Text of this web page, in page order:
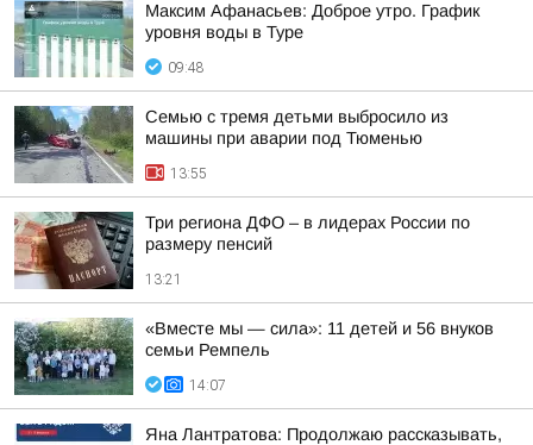
Максим Афанасьев: Доброе утро. График
уровня воды в Туре
09:48
Семью с тремя детьми выбросило из
машины при аварии под Тюменью
13:55
Три региона ДФО – в лидерах России по
размеру пенсий
13:21
«Вместе мы — сила»: 11 детей и 56 внуков
семьи Ремпель
14:07
Яна Лантратова: Продолжаю рассказывать,